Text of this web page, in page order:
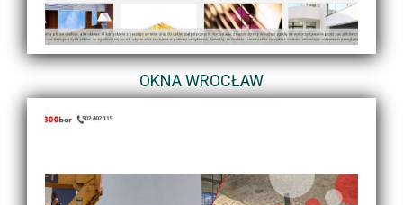
OKNA WROCŁAW